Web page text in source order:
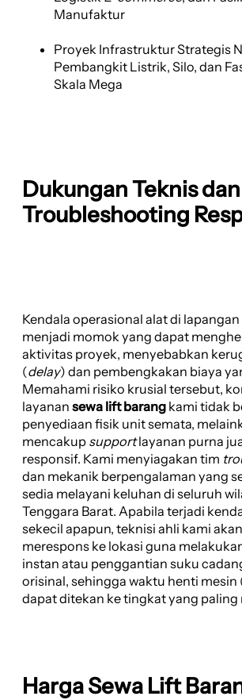
Manufaktur
Proyek Infrastruktur Strategis
Pembangkit Listrik, Silo, dan
Skala Mega
Dukungan Teknis
Troubleshooting
Kendala operasional alat di
menjadi momok yang dapat
aktivitas proyek, menyebabkan
(delay) dan pembengkakan biaya
Memahami risiko krusial tersebut,
layanan sewa lift barang kami tidak
penyediaan fisik unit semata,
mencakup supportlayanan purna
responsif. Kami menyiagakan tim
dan mekanik berpengalaman yang
sedia melayani keluhan di seluruh
Tenggara Barat. Apabila terjadi
sekecil apapun, teknisi ahli kami
merespons ke lokasi guna
instan atau penggantian suku
orisinal, sehingga waktu henti mesin
dapat ditekan ke tingkat yang paling
Harga Sewa Lift